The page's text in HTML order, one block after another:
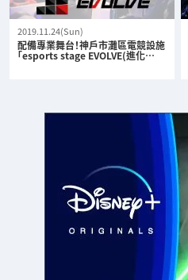
2019.11.24(Sun)
配備專業舞台！神戶市灘區電競設施
「esports stage EVOLVE(進化…